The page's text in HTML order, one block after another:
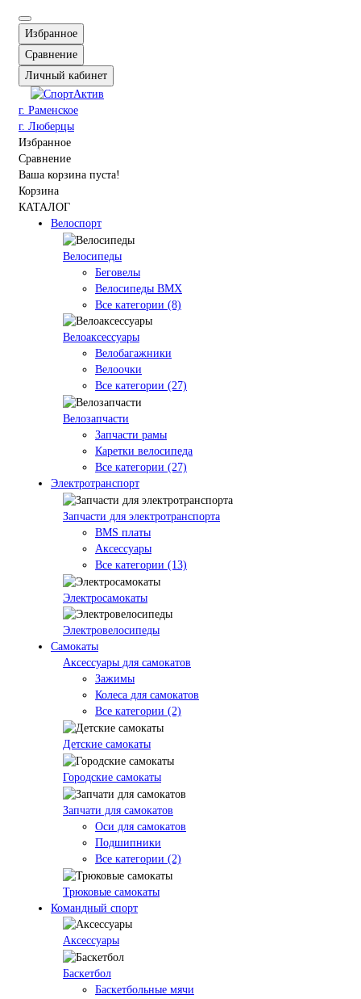
Избранное
Сравнение
Личный кабинет
г. Раменское
г. Люберцы
Избранное
Сравнение
Ваша корзина пуста!
Корзина
КАТАЛОГ
Велоспорт
Велосипеды
Беговелы
Велосипеды BMX
Все категории (8)
Велоаксессуары
Велобагажники
Велоочки
Все категории (27)
Велозапчасти
Запчасти рамы
Каретки велосипеда
Все категории (27)
Электротранспорт
Запчасти для электротранспорта
BMS платы
Аксессуары
Все категории (13)
Электросамокаты
Электровелосипеды
Самокаты
Аксессуары для самокатов
Зажимы
Колеса для самокатов
Все категории (2)
Детские самокаты
Городские самокаты
Запчати для самокатов
Оси для самокатов
Подшипники
Все категории (2)
Трюковые самокаты
Командный спорт
Аксессуары
Баскетбол
Баскетбольные мячи